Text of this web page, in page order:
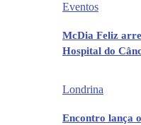
Eventos
McDia Feliz
Hospital do
Londrina
Encontro lança